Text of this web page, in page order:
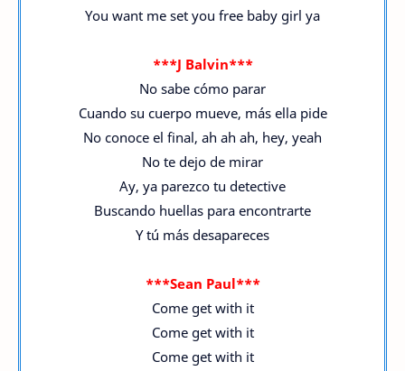
You want me set you free baby girl ya
***J Balvin***
No sabe cómo parar
Cuando su cuerpo mueve, más ella pide
No conoce el final, ah ah ah, hey, yeah
No te dejo de mirar
Ay, ya parezco tu detective
Buscando huellas para encontrarte
Y tú más desapareces
***Sean Paul***
Come get with it
Come get with it
Come get with it